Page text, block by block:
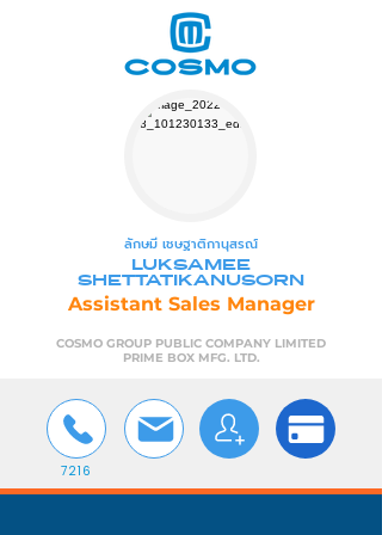
ลักษมี เชษฐาติกานุสรณ์
LUKSAMEE
SHETTATIKANUSORN
Assistant Sales Manager
COSMO GROUP PUBLIC COMPANY LIMITED
PRIME BOX MFG. LTD.
7216